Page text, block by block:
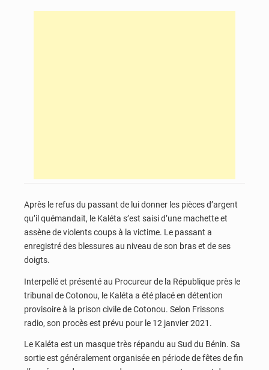
Après le refus du passant de lui donner les pièces d’argent
qu’il quémandait, le Kaléta s’est saisi d’une machette et
assène de violents coups à la victime. Le passant a
enregistré des blessures au niveau de son bras et de ses
doigts.
Interpellé et présenté au Procureur de la République près le
tribunal de Cotonou, le Kaléta a été placé en détention
provisoire à la prison civile de Cotonou. Selon Frissons
radio, son procès est prévu pour le 12 janvier 2021.
Le Kaléta est un masque très répandu au Sud du Bénin. Sa
sortie est généralement organisée en période de fêtes de fin